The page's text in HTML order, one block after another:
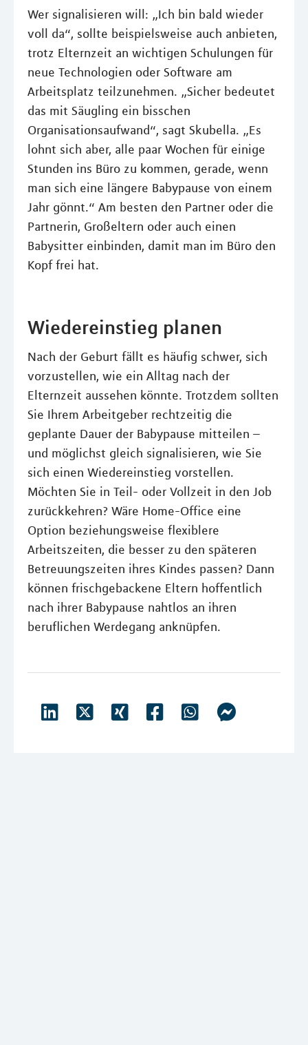
Wer signalisieren will: „Ich bin bald wieder
voll da“, sollte beispielsweise auch anbieten,
trotz Elternzeit an wichtigen Schulungen für
neue Technologien oder Software am
Arbeitsplatz teilzunehmen. „Sicher bedeutet
das mit Säugling ein bisschen
Organisationsaufwand“, sagt Skubella. „Es
lohnt sich aber, alle paar Wochen für einige
Stunden ins Büro zu kommen, gerade, wenn
man sich eine längere Babypause von einem
Jahr gönnt.“ Am besten den Partner oder die
Partnerin, Großeltern oder auch einen
Babysitter einbinden, damit man im Büro den
Kopf frei hat.
Wiedereinstieg planen
Nach der Geburt fällt es häufig schwer, sich
vorzustellen, wie ein Alltag nach der
Elternzeit aussehen könnte. Trotzdem sollten
Sie Ihrem Arbeitgeber rechtzeitig die
geplante Dauer der Babypause mitteilen –
und möglichst gleich signalisieren, wie Sie
sich einen Wiedereinstieg vorstellen.
Möchten Sie in Teil- oder Vollzeit in den Job
zurückkehren? Wäre Home-Office eine
Option beziehungsweise flexiblere
Arbeitszeiten, die besser zu den späteren
Betreuungszeiten ihres Kindes passen? Dann
können frischgebackene Eltern hoffentlich
nach ihrer Babypause nahtlos an ihren
beruflichen Werdegang anknüpfen.